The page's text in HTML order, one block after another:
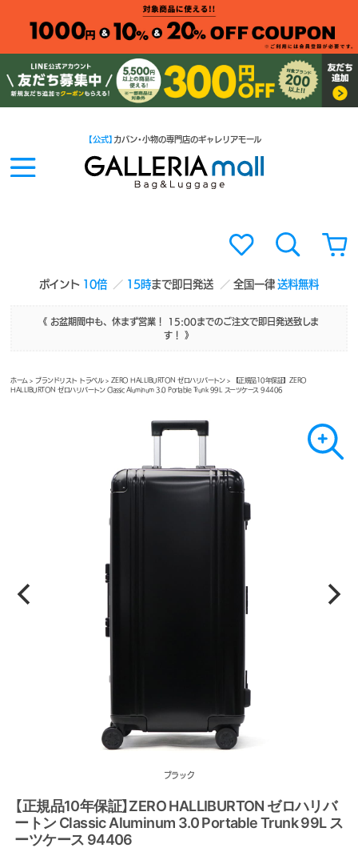
ポイント 10倍 15時まで即日発送 全国一律送料無料
【公式】 カバン・小物の専門店のギャレリアモール
《 お盆期間中も、休まず営業！ 15:00までのご注文で即日発送致しま
す！ 》
ホーム >ブランドリスト トラベル> ZERO HALLIBURTON ゼロハリバートン> 【正規品10年保証】ZERO
HALLIBURTON ゼロハリバートン Classic Aluminum 3.0 Portable Trunk 99L スーツケース 94406
ブラック
【正規品10年保証】ZERO HALLIBURTON ゼロハリバ
ートン Classic Aluminum 3.0 Portable Trunk 99L ス
ーツケース 94406